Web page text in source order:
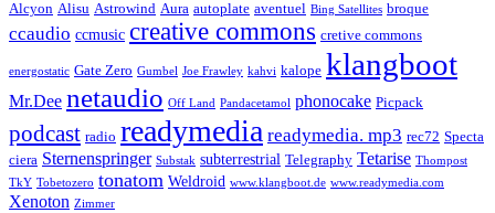
Alcyon Alisu Astrowind Aura autoplate aventuel Bing Satellites broque
ccaudio ccmusic creative commons cretive commons
energostatic Gate Zero Gumbel Joe Frawley kahvi kalope klangboot
Mr.Dee netaudio Off Land Pandacetamol phonocake Picpack
podcast radio readymedia readymedia. mp3 rec72 Specta
ciera Sternenspringer Substak subterrestrial Telegraphy Tetarise Thompost
TkY Tobetozero tonatom Weldroid www.klangboot.de www.readymedia.com
Xenoton Zimmer